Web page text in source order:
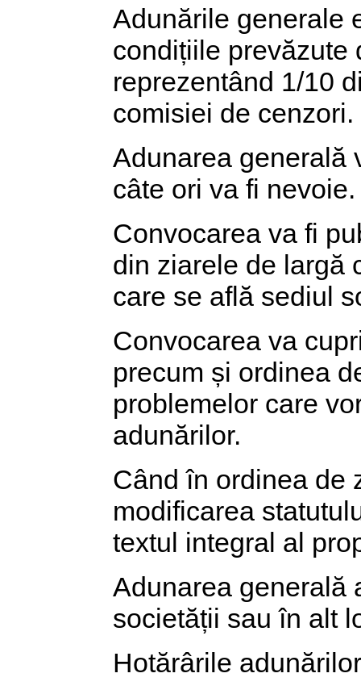
Adunările generale
condițiile prevăzute
reprezentând 1/10
comisiei de cenzori.
Adunarea generală
câte ori va fi nevoie.
Convocarea va fi
din ziarele de largă
care se află sediul
Convocarea va
precum și ordinea
problemelor care
adunărilor.
Când în ordinea de
modificarea
textul integral al
Adunarea generală
societății sau în alt
Hotărârile